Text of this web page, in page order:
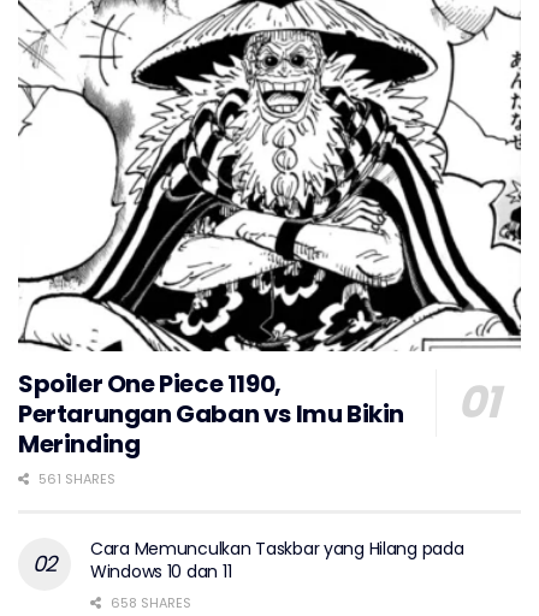
Spoiler One Piece 1190,
Pertarungan Gaban vs Imu Bikin
Merinding
561 SHARES
Cara Memunculkan Taskbar yang Hilang pada
Windows 10 dan 11
658 SHARES